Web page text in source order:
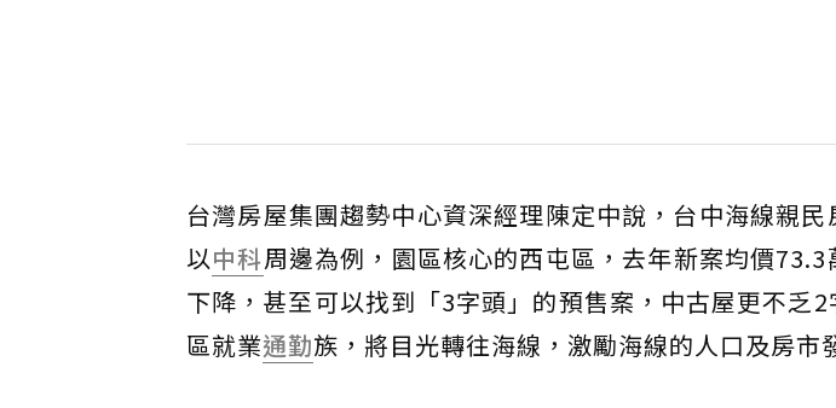
台灣房屋集團趨勢中心資深經理陳定中說，台中海線親
以中科周邊為例，園區核心的西屯區，去年新案均價
下降，甚至可以找到「3字頭」的預售案，中古屋更不乏
區就業通勤族，將目光轉往海線，激勵海線的人口及房市